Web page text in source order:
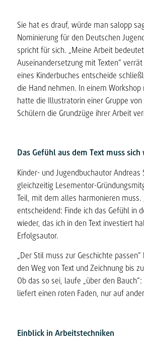
Sie hat es drauf, würde man salopp
Nominierung für den Deutschen
spricht für sich. „Meine Arbeit
Auseinandersetzung mit Texten“
eines Kinderbuches entscheide
die Hand nehmen. In einem
hatte die Illustratorin einer Gruppe von
Schülern die Grundzüge ihrer Arbeit
Das Gefühl aus dem Text muss
Kinder- und Jugendbuchautor Andreas
gleichzeitig Lesementor-
Teil, mit dem alles harmonieren muss.
entscheidend: Finde ich das Gefühl in
wieder, das ich in den Text investiert
Erfolgsautor.
„Der Stil muss zur Geschichte
den Weg von Text und Zeichnung bis
Ob das so sei, laufe „über den
liefert einen roten Faden, nur auf
Einblick in Arbeitstechniken